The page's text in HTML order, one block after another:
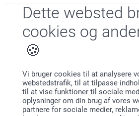
Dette websted
cookies og
Vi bruger cookies til at analysere
webstedstrafik, til at tilpasse
til at vise funktioner til sociale
oplysninger om din brug af vores
partnere for sociale medier,
4 Stjerner
2 Stjerner
1 Stjerne
Vivi,
26.11.2024
Flot og perfekt produkt